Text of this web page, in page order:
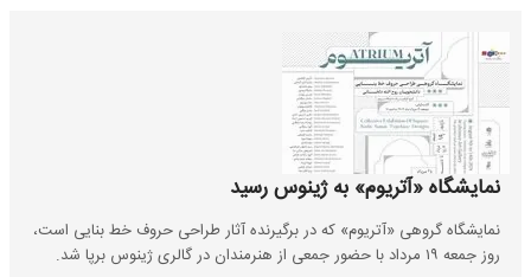
نمایشگاه «آتریوم» به ژینوس رسید
نمایشگاه گروهی «آتریوم» که در برگیرنده آثار طراحی حروف خط بنایی است،
روز جمعه ۱۹ مرداد با حضور جمعی از هنرمندان در گالری ژینوس برپا شد.